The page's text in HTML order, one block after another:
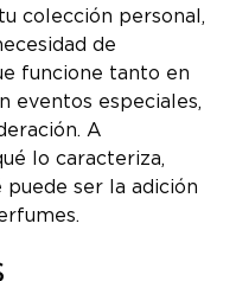
colección personal,
de
funcione tanto en
eventos especiales,
A
lo caracteriza,
puede ser la adición